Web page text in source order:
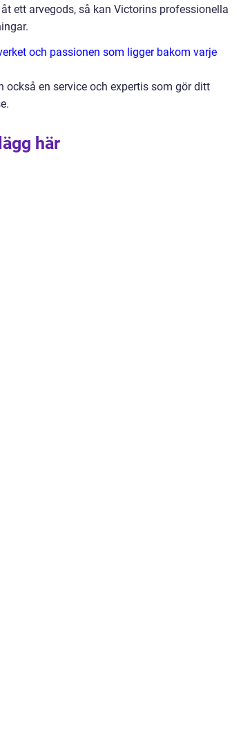
ett arvegods, så kan Victorins professionella
och passionen som ligger bakom varje
en service och expertis som gör ditt
här